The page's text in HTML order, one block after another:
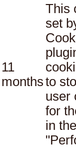
11
months
This
set
to
user
for
in